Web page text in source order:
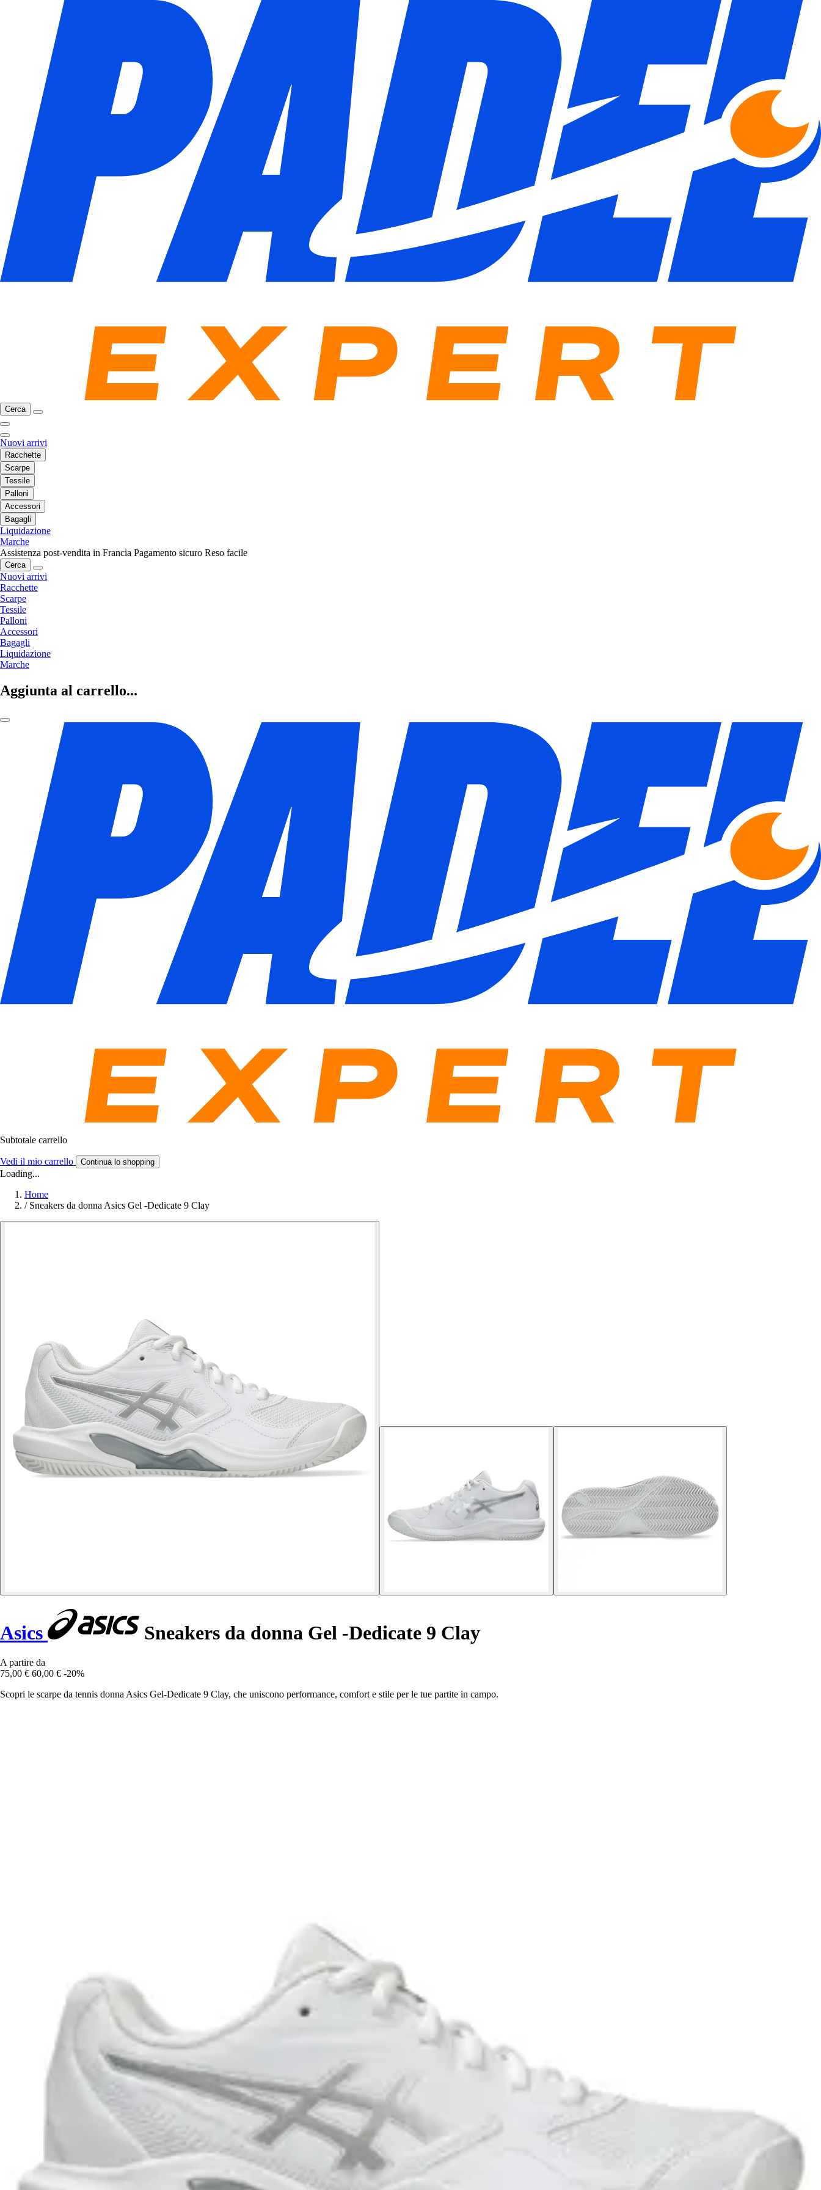
Cerca
Nuovi arrivi
Racchette
Scarpe
Tessile
Palloni
Accessori
Bagagli
Liquidazione
Marche
Assistenza post-vendita in Francia Pagamento sicuro Reso facile
Cerca
Nuovi arrivi
Racchette
Scarpe
Tessile
Palloni
Accessori
Bagagli
Liquidazione
Marche
Aggiunta al carrello...
Subtotale carrello
Vedi il mio carrello Continua lo shopping
Loading...
Home
/ Sneakers da donna Asics Gel -Dedicate 9 Clay
Asics Sneakers da donna Gel -Dedicate 9 Clay
A partire da
75,00 € 60,00 € -20%
Scopri le scarpe da tennis donna Asics Gel-Dedicate 9 Clay, che uniscono performance, comfort e stile per le tue partite in campo.